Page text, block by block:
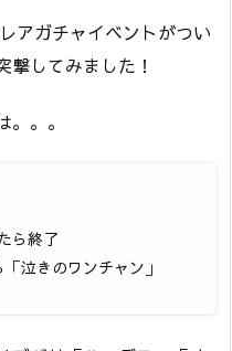
アガチャイベントがつい
してみました！
。。
ら終了
泣きのワンチャン」